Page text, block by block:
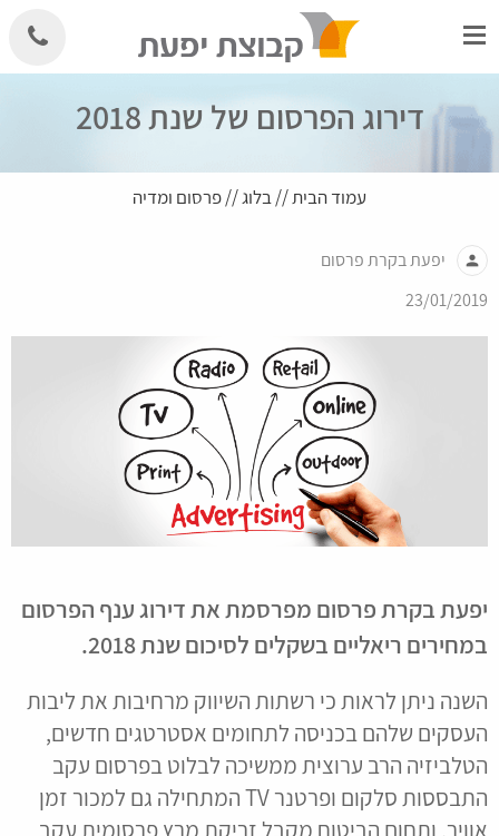
to
דירוג הפרסום של שנת 2018
עמוד הבית//בלוג//פרסום ומדיה
person
יפעת בקרת פרסום
23/01/2019
יפעת בקרת פרסום מפרסמת את דירוג ענף הפרסום
במחירים ריאליים בשקלים לסיכום שנת 2018.
השנה ניתן לראות כי רשתות השיווק מרחיבות את ליבות
העסקים שלהם בכניסה לתחומים אסטרטגים חדשים,
הטלביזיה הרב ערוצית ממשיכה לבלוט בפרסום עקב
התבססות סלקום ופרטנר TV המתחילה גם למכור זמן
אוויר, ותחום הביטוח מקבל זריקת מרץ פרסומית עקב